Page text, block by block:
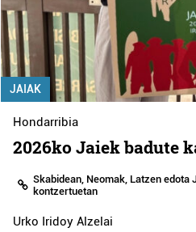
JAIAK
Hondarribia
2026ko Jaiek badute
Skabidean, Neomak, Latzen edota
kontzertuetan
Urko Iridoy Alzelai